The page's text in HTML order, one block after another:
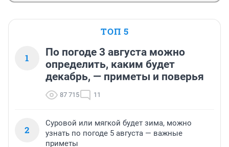
ТОП 5
1
По погоде 3 августа можно
определить, каким будет
декабрь, — приметы и поверья
87 715 11
2
Суровой или мягкой будет зима, можно
узнать по погоде 5 августа — важные
приметы